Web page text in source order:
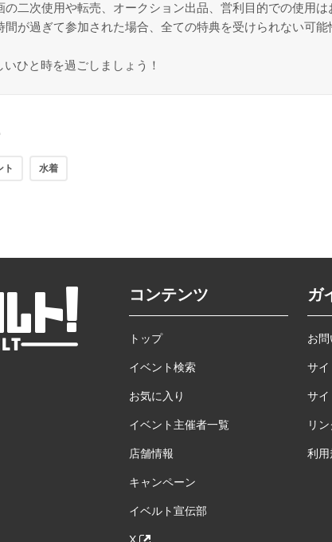
二次使用や転売、オークション出品、営利目的での使用は
が過ぎて参加された場合、全ての特典を受けられない可能
ひと時を過ごしましょう！
ト 水着
コンテンツ
トップ
イベント検索
お気に入り
イベント主催者一覧
店舗情報
キャンペーン
イベルト宣伝部
ガ
お
サイ
サイ
リン
利用